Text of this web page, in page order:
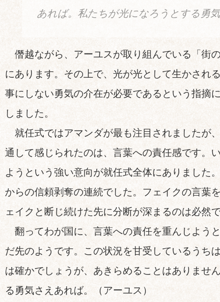
あれば。私たちが光になろうとする勇
僭越ながら、アーユスが取り組んでいる「街
にあります。その上で、光が光として生かされ
事にしない勇気の介在が必要であるという指摘
しました。
就任式ではアマンダが最も注目されましたが
通して感じられたのは、言葉への責任感です。
ようという強い意向が就任式全体にありました
からの信頼剥奪の連続でした。フェイクの言葉
ェイクと断じ続けた先に分断が深まるのは必然
翻ってわが国に、言葉への責任を重んじよう
だ先のようです。この状況を甘受しているうち
は確かでしょうが、あきらめることはありませ
る勇気さえあれば。（アーユス）